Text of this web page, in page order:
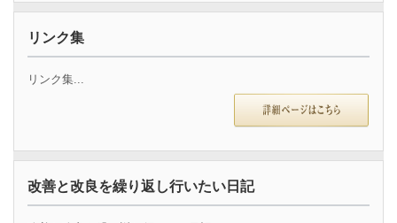
リンク集
リンク集...
改善と改良を繰り返し行いたい日記